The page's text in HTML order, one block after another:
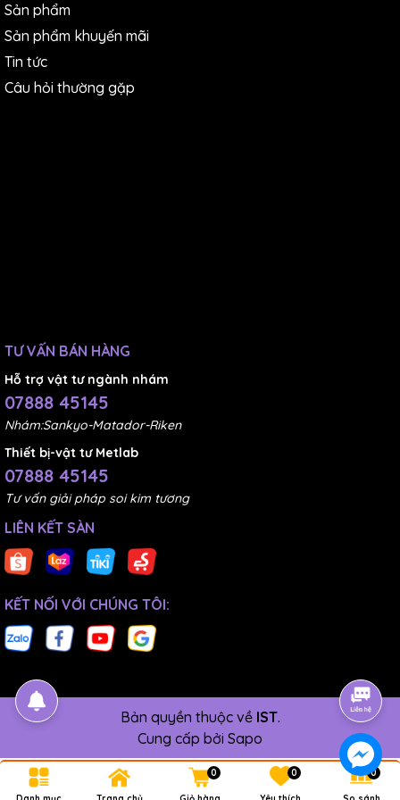
4. Bảng giá giấy nhám tờ
Dưới đây là bảng giá giấy nhám tờ:
Sản phẩm
Sản phẩm khuyến mãi
Tin tức
Câu hỏi thường gặp
TƯ VẤN BÁN HÀNG
Hỗ trợ vật tư ngành nhám
07888 45145
Nhám:Sankyo-Matador-Riken
Thiết bị-vật tư Metlab
07888 45145
Tư vấn giải pháp soi kim tương
LIÊN KẾT SÀN
KẾT NỐI VỚI CHÚNG TÔI:
Bản quyền thuộc về IST.
Cung cấp bởi Sapo
0 0 0